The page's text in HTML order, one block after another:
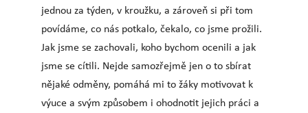
jednou za týden, v kroužku, a zároveň si při tom
povídáme, co nás potkalo, čekalo, co jsme prožili.
Jak jsme se zachovali, koho bychom ocenili a jak
jsme se cítili. Nejde samozřejmě jen o to sbírat
nějaké odměny, pomáhá mi to žáky motivovat k
výuce a svým způsobem i ohodnotit jejich práci a